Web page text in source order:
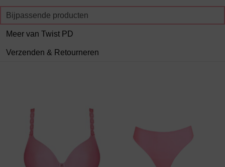
Bijpassende producten
Meer van Twist PD
Verzenden & Retourneren